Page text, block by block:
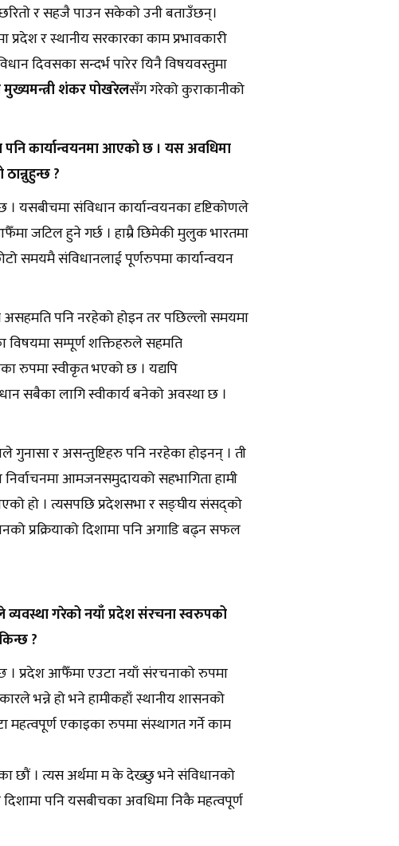
र सहजै पाउन सकेको उनी बताउँछन्।
र स्थानीय सरकारका काम प्रभावकारी
दिवसका सन्दर्भ पारेर यिनै विषयवस्तुमा
मुख्यमन्त्री शंकर पोखरेलसँग गरेको कुराकानीको
कार्यान्वयनमा आएको छ । यस अवधिमा
?
यसबीचमा संविधान कार्यान्वयनका दृष्टिकोणले
जटिल हुने गर्छ । हाम्रै छिमेकी मुलुक भारतमा
समयमै संविधानलाई पूर्णरुपमा कार्यान्वयन
असहमति पनि नरहेको होइन तर पछिल्लो समयमा
विषयमा सम्पूर्ण शक्तिहरुले सहमति
रुपमा स्वीकृत भएको छ । यद्यपि
सबैका लागि स्वीकार्य बनेको अवस्था छ ।
गुनासा र असन्तुष्टिहरु पनि नरहेका होइनन् । ती
निर्वाचनमा आमजनसमुदायको सहभागिता हामी
हो । त्यसपछि प्रदेशसभा र सङ्घीय संसद्को
प्रक्रियाको दिशामा पनि अगाडि बढ्न सफल
व्यवस्था गरेको नयाँ प्रदेश संरचना स्वरुपको
?
। प्रदेश आफैँमा एउटा नयाँ संरचनाको रुपमा
भन्ने हो भने हामीकहाँ स्थानीय शासनको
महत्वपूर्ण एकाइका रुपमा संस्थागत गर्ने काम
छौं । त्यस अर्थमा म के देख्छु भने संविधानको
पनि यसबीचका अवधिमा निकै महत्वपूर्ण